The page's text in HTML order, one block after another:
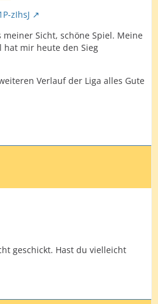
zIhsJ
meiner Sicht, schöne Spiel. Meine
hat mir heute den Sieg
Verlauf der Liga alles Gute
geschickt. Hast du vielleicht